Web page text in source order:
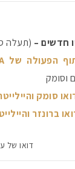
חדשים – (תעלה
דואו של